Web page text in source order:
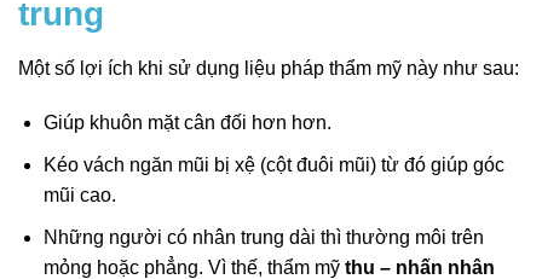
trung
Một số lợi ích khi sử dụng liệu pháp thẩm mỹ này như sau:
Giúp khuôn mặt cân đối hơn hơn.
Kéo vách ngăn mũi bị xệ (cột đuôi mũi) từ đó giúp góc
mũi cao.
Những người có nhân trung dài thì thường môi trên
mỏng hoặc phẳng. Vì thế, thẩm mỹ thu – nhấn nhân